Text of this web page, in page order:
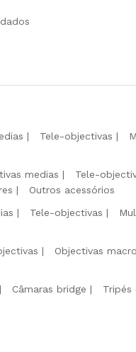
Tele-objectivas
medias Tele-
Outros acessórios
Tele-objectivas
Objectivas macro
Câmaras bridge Tripés